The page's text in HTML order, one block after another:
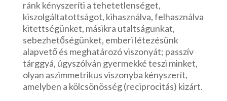
ránk kényszeríti a tehetetlenséget,
kiszolgáltatottságot, kihasználva, felhasználva
kitettségünket, másikra utaltságunkat,
sebezhetőségünket, emberi létezésünk
alapvető és meghatározó viszonyát; passzív
tárggyá, úgyszólván gyermekké teszi minket,
olyan aszimmetrikus viszonyba kényszerít,
amelyben a kölcsönösség (reciprocitás) kizárt.